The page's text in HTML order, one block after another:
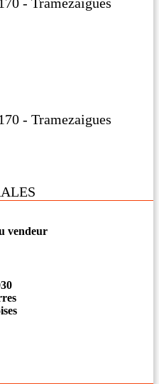
- Tramezaigues
vendeur